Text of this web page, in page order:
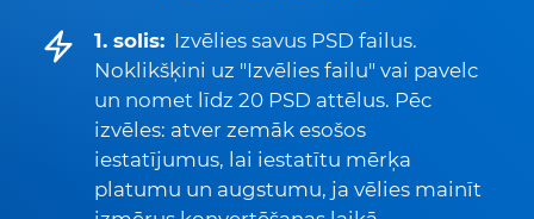
1. solis: Izvēlies savus PSD failus.
Noklikšķini uz "Izvēlies failu" vai pavelc
un nomet līdz 20 PSD attēlus. Pēc
izvēles: atver zemāk esošos
iestatījumus, lai iestatītu mērķa
platumu un augstumu, ja vēlies mainīt